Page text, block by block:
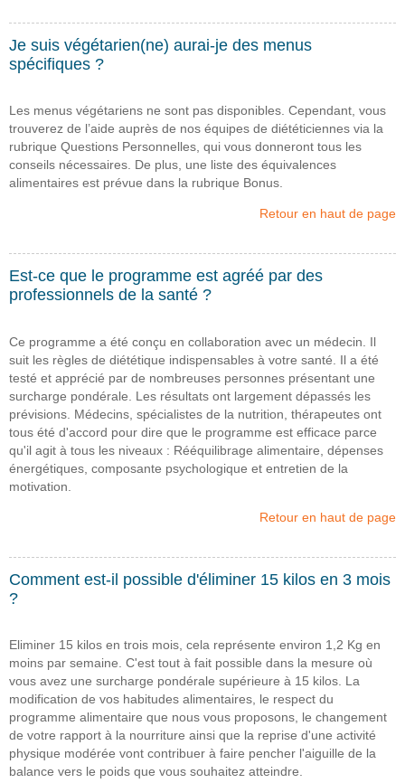
Je suis végétarien(ne) aurai-je des menus
spécifiques ?
Les menus végétariens ne sont pas disponibles. Cependant, vous
trouverez de l’aide auprès de nos équipes de diététiciennes via la
rubrique Questions Personnelles, qui vous donneront tous les
conseils nécessaires. De plus, une liste des équivalences
alimentaires est prévue dans la rubrique Bonus.
Retour en haut de page
Est-ce que le programme est agréé par des
professionnels de la santé ?
Ce programme a été conçu en collaboration avec un médecin. Il
suit les règles de diététique indispensables à votre santé. Il a été
testé et apprécié par de nombreuses personnes présentant une
surcharge pondérale. Les résultats ont largement dépassés les
prévisions. Médecins, spécialistes de la nutrition, thérapeutes ont
tous été d'accord pour dire que le programme est efficace parce
qu'il agit à tous les niveaux : Rééquilibrage alimentaire, dépenses
énergétiques, composante psychologique et entretien de la
motivation.
Retour en haut de page
Comment est-il possible d'éliminer 15 kilos en 3 mois
?
Eliminer 15 kilos en trois mois, cela représente environ 1,2 Kg en
moins par semaine. C'est tout à fait possible dans la mesure où
vous avez une surcharge pondérale supérieure à 15 kilos. La
modification de vos habitudes alimentaires, le respect du
programme alimentaire que nous vous proposons, le changement
de votre rapport à la nourriture ainsi que la reprise d'une activité
physique modérée vont contribuer à faire pencher l'aiguille de la
balance vers le poids que vous souhaitez atteindre.